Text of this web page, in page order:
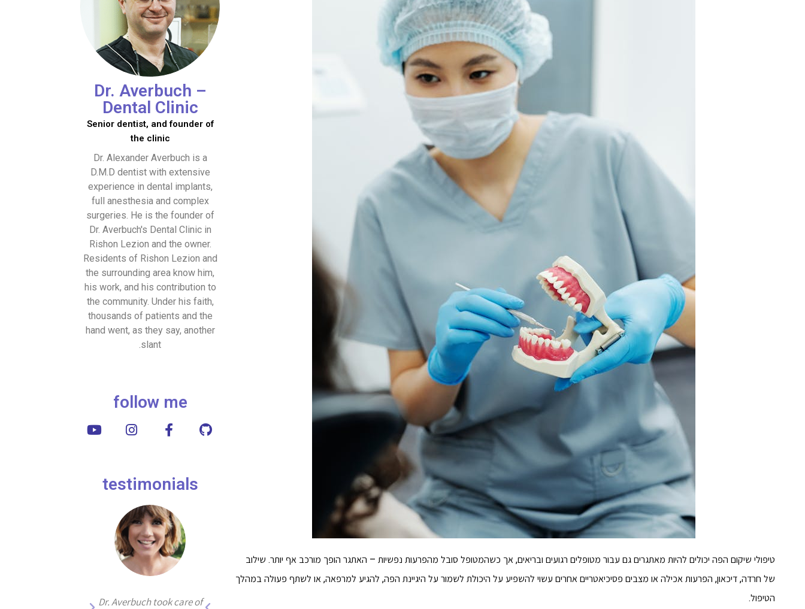
טיפולי שיקום הפה יכולים להיות מאתגרים גם עבור מטופלים רגועים ובריאים, אך כשהמטופל סובל מהפרעות נפשיות – האתגר הופך מורכב אף יותר. שילוב
של חרדה, דיכאון, הפרעות אכילה או מצבים פסיכיאטריים אחרים עשוי להשפיע על היכולת לשמור על היגיינת הפה, להגיע למרפאה, או לשתף פעולה במהלך
הטיפול.
Dr. Averbuch –
Dental Clinic
Senior dentist, and founder of
the clinic
Dr. Alexander Averbuch is a
D.M.D dentist with extensive
experience in dental implants,
full anesthesia and complex
surgeries. He is the founder of
Dr. Averbuch's Dental Clinic in
Rishon Lezion and the owner.
Residents of Rishon Lezion and
the surrounding area know him,
his work, and his contribution to
the community. Under his faith,
thousands of patients and the
hand went, as they say, another
slant.
follow me
testimonials
Dr. Averbuch took care of